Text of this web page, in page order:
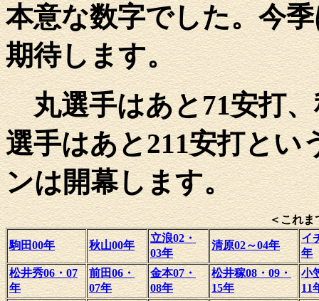
本意な数字でした。今
期待します。
丸選手はあと71安打、
選手はあと211安打とい
ンは開幕します。
＜これま
駒田00年 秋山00年
立浪02・
03年
清原02～04年
イ
年
松井秀06・07
年
前田06・
07年
金本07・
08年
松井稼08・09・
15年
小
11